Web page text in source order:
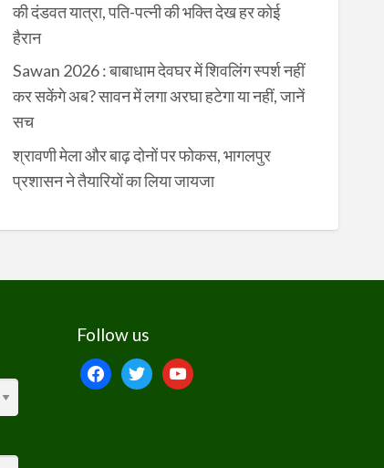
की दंडवत यात्रा, पति-पत्नी की भक्ति देख हर कोई
हैरान
Sawan 2026 : बाबाधाम देवघर में शिवलिंग स्पर्श नहीं
कर सकेंगे अब? सावन में लगा अरघा हटेगा या नहीं, जानें
सच
श्रावणी मेला और बाढ़ दोनों पर फोकस, भागलपुर
प्रशासन ने तैयारियों का लिया जायजा
Follow us
facebooktwitteryoutube